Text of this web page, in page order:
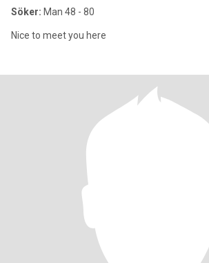
Söker: Man 48 - 80
Nice to meet you here